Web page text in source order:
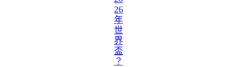
26
年
世
界
盃
？